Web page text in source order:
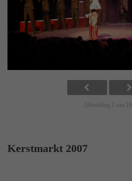
Afbeelding 1 van 18
Kerstmarkt 2007